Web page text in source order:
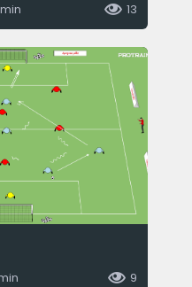
13
9